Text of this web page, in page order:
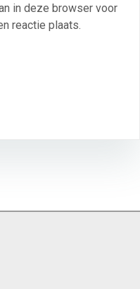
in deze browser voor
reactie plaats.